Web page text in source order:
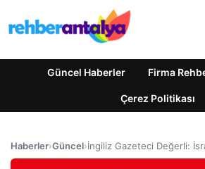
Güncel Haberler Firma
Çerez Politikası
Haberler›Güncel›İngiliz Gazeteci Değerli: